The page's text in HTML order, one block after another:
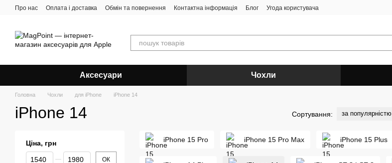
Перейти до основного контенту
Про нас Оплата і доставка Обмін та повернення Контактна інформація Блог Угода користувача
Аксесуари Чохли
Головна Чохли для iPhone iPhone 14
iPhone 14 Сортування: за популярністю
iPhone 15 Pro iPhone 15 Pro Max iPhone 15 Plus
Ціна, грн
Від Ціна, грн
До Ціна, грн ОК